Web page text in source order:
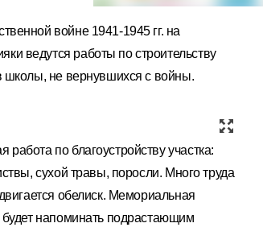
войне 1941-1945 гг. на
ведутся работы по строительству
школы, не вернувшихся с войны.
по благоустройству участка:
сухой травы, поросли. Много труда
обелиск. Мемориальная
напоминать подрастающим